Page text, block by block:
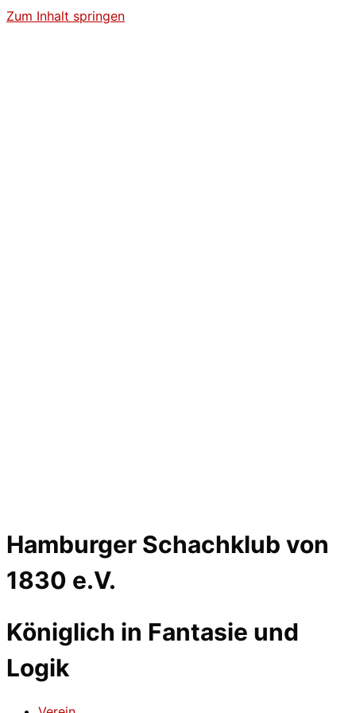
Zum Inhalt springen
Hamburger Schachklub von
1830 e.V.
Königlich in Fantasie und
Logik